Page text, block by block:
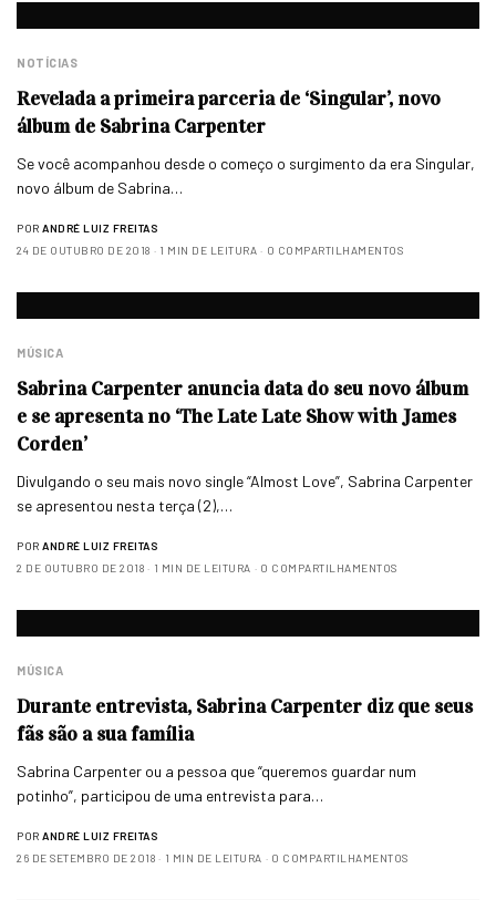
NOTÍCIAS
Revelada a primeira parceria de ‘Singular’, novo
álbum de Sabrina Carpenter
Se você acompanhou desde o começo o surgimento da era Singular,
novo álbum de Sabrina…
POR ANDRÉ LUIZ FREITAS
24 DE OUTUBRO DE 2018
1 MIN DE LEITURA 0 COMPARTILHAMENTOS
MÚSICA
Sabrina Carpenter anuncia data do seu novo álbum
e se apresenta no ‘The Late Late Show with James
Corden’
Divulgando o seu mais novo single “Almost Love”, Sabrina Carpenter
se apresentou nesta terça (2),…
POR ANDRÉ LUIZ FREITAS
2 DE OUTUBRO DE 2018
1 MIN DE LEITURA 0 COMPARTILHAMENTOS
MÚSICA
Durante entrevista, Sabrina Carpenter diz que seus
fãs são a sua família
Sabrina Carpenter ou a pessoa que “queremos guardar num
potinho”, participou de uma entrevista para…
POR ANDRÉ LUIZ FREITAS
26 DE SETEMBRO DE 2018
1 MIN DE LEITURA 0 COMPARTILHAMENTOS